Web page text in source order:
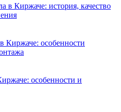
в Киржаче: история, качество
Киржаче: особенности
особенности и